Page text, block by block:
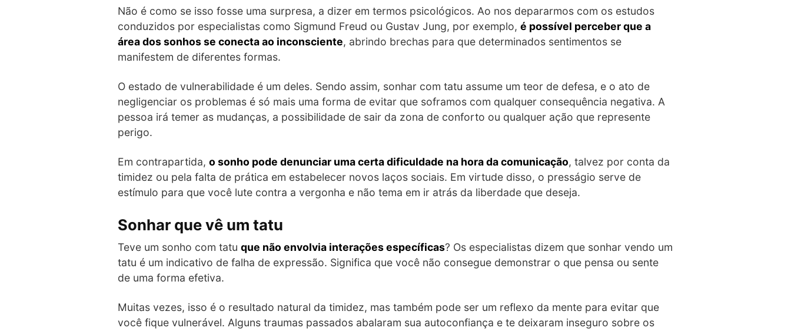
Não é como se isso fosse uma surpresa, a dizer em termos psicológicos. Ao nos depararmos com os estudos
conduzidos por especialistas como Sigmund Freud ou Gustav Jung, por exemplo, é possível perceber que a
área dos sonhos se conecta ao inconsciente, abrindo brechas para que determinados sentimentos se
manifestem de diferentes formas.
O estado de vulnerabilidade é um deles. Sendo assim, sonhar com tatu assume um teor de defesa, e o ato de
negligenciar os problemas é só mais uma forma de evitar que soframos com qualquer consequência negativa. A
pessoa irá temer as mudanças, a possibilidade de sair da zona de conforto ou qualquer ação que represente
perigo.
Em contrapartida, o sonho pode denunciar uma certa dificuldade na hora da comunicação, talvez por conta da
timidez ou pela falta de prática em estabelecer novos laços sociais. Em virtude disso, o presságio serve de
estímulo para que você lute contra a vergonha e não tema em ir atrás da liberdade que deseja.
Sonhar que vê um tatu
Teve um sonho com tatu que não envolvia interações específicas? Os especialistas dizem que sonhar vendo um
tatu é um indicativo de falha de expressão. Significa que você não consegue demonstrar o que pensa ou sente
de uma forma efetiva.
Muitas vezes, isso é o resultado natural da timidez, mas também pode ser um reflexo da mente para evitar que
você fique vulnerável. Alguns traumas passados abalaram sua autoconfiança e te deixaram inseguro sobre os